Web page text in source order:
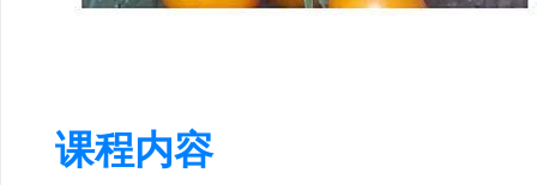
课程内容